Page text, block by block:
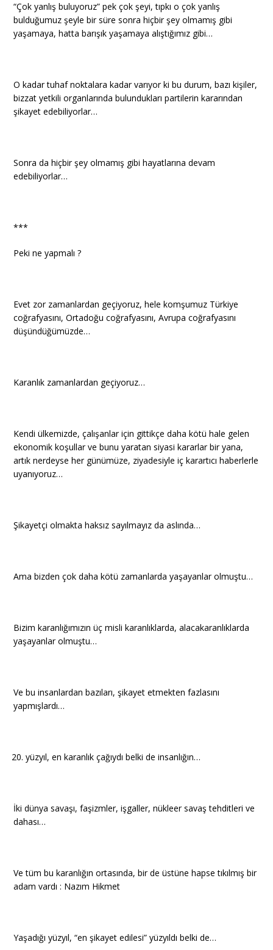
“Çok yanlış buluyoruz” pek çok şeyi, tıpkı o çok yanlış
bulduğumuz şeyle bir süre sonra hiçbir şey olmamış gibi
yaşamaya, hatta barışık yaşamaya alıştığımız gibi…
O kadar tuhaf noktalara kadar varıyor ki bu durum, bazı kişiler,
bizzat yetkili organlarında bulundukları partilerin kararından
şikayet edebiliyorlar…
Sonra da hiçbir şey olmamış gibi hayatlarına devam
edebiliyorlar…
***
Peki ne yapmalı ?
Evet zor zamanlardan geçiyoruz, hele komşumuz Türkiye
coğrafyasını, Ortadoğu coğrafyasını, Avrupa coğrafyasını
düşündüğümüzde…
Karanlık zamanlardan geçiyoruz…
Kendi ülkemizde, çalışanlar için gittikçe daha kötü hale gelen
ekonomik koşullar ve bunu yaratan siyasi kararlar bir yana,
artık nerdeyse her günümüze, ziyadesiyle iç karartıcı haberlerle
uyanıyoruz…
Şikayetçi olmakta haksız sayılmayız da aslında…
Ama bizden çok daha kötü zamanlarda yaşayanlar olmuştu…
Bizim karanlığımızın üç misli karanlıklarda, alacakaranlıklarda
yaşayanlar olmuştu…
Ve bu insanlardan bazıları, şikayet etmekten fazlasını
yapmışlardı…
yüzyıl, en karanlık çağıydı belki de insanlığın…
İki dünya savaşı, faşizmler, işgaller, nükleer savaş tehditleri ve
dahası…
Ve tüm bu karanlığın ortasında, bir de üstüne hapse tıkılmış bir
adam vardı : Nazım Hikmet
Yaşadığı yüzyıl, “en şikayet edilesi” yüzyıldı belki de…